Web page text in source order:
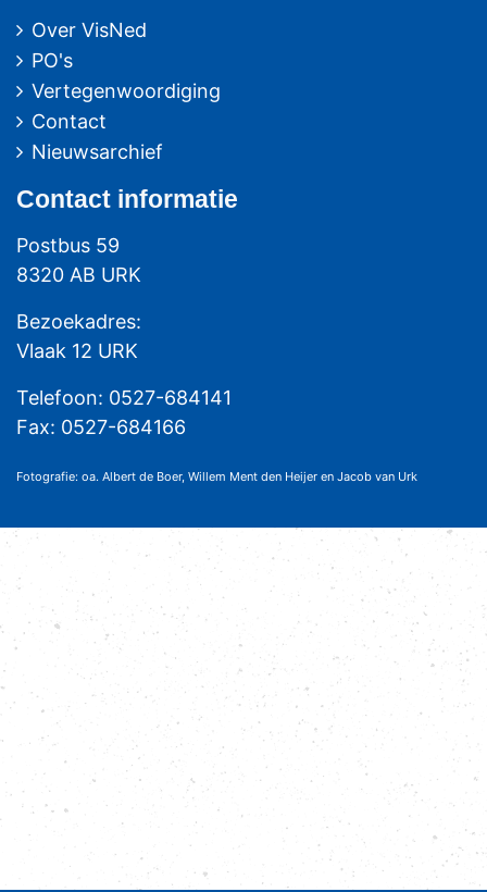
Over VisNed
PO's
Vertegenwoordiging
Contact
Nieuwsarchief
Contact informatie
Postbus 59
8320 AB URK
Bezoekadres:
Vlaak 12 URK
Telefoon: 0527-684141
Fax: 0527-684166
Fotografie: oa. Albert de Boer, Willem Ment den Heijer en Jacob van Urk